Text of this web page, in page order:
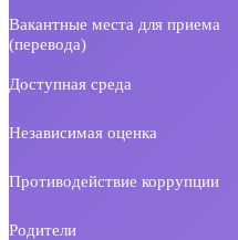
Вакантные места для приема
(перевода)
Доступная среда
Независимая оценка
Противодействие коррупции
Родители